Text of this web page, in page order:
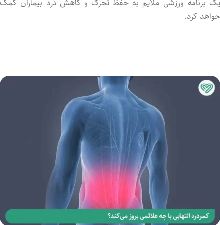
یک برنامه ورزشی ملایم به حفظ تحرک و کاهش درد بیماران کمک
خواهد کرد.